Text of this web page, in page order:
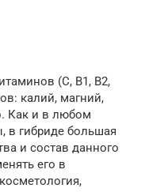
(С, В1, В2,
калий, магний,
Как и в любом
в гибриде большая
и состав данного
его в